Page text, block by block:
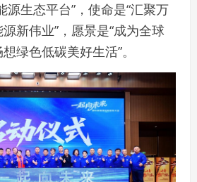
源生态平台”，使命是“汇聚万
新伟业”，愿景是“成为全球
绿色低碳美好生活”。